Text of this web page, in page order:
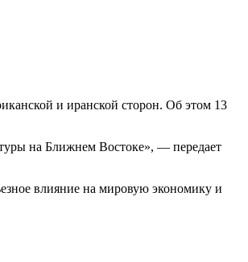
и иранской сторон. Об этом 13
на Ближнем Востоке», — передает
влияние на мировую экономику и